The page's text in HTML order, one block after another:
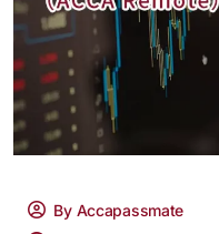
By Accapassmate